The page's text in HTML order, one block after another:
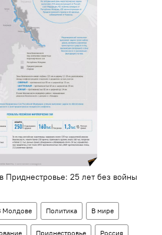
Приднестровье: 25 лет без войны
Молдове Политика В мире
Приднестровье Россия